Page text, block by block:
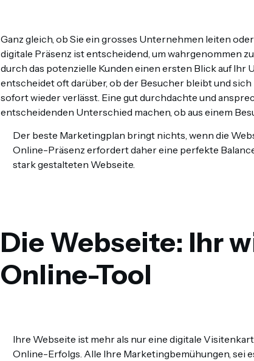
Ganz gleich, ob Sie ein grosses Unternehmen leiten
digitale Präsenz ist entscheidend, um wahrgenommen
durch das potenzielle Kunden einen ersten Blick auf
entscheidet oft darüber, ob der Besucher bleibt und
sofort wieder verlässt. Eine gut durchdachte und
entscheidenden Unterschied machen, ob aus einem
Der beste Marketingplan bringt nichts, wenn die
Online-Präsenz erfordert daher eine perfekte
stark gestalteten Webseite.
Die Webseite: Ihr
Online-Tool
Ihre Webseite ist mehr als nur eine digitale
Online-Erfolgs. Alle Ihre Marketingbemühungen, sei